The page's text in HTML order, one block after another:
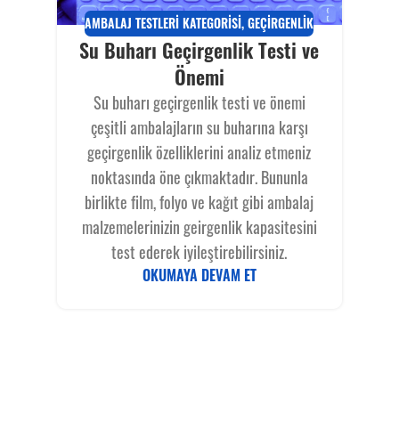
AMBALAJ TESTLERI KATEGORISI,GEÇIRGENLIK
Su Buharı Geçirgenlik Testi ve
Önemi
Su buharı geçirgenlik testi ve önemi
çeşitli ambalajların su buharına karşı
geçirgenlik özelliklerini analiz etmeniz
noktasında öne çıkmaktadır. Bununla
birlikte film, folyo ve kağıt gibi ambalaj
malzemelerinizin geirgenlik kapasitesini
test ederek iyileştirebilirsiniz.
OKUMAYA DEVAM ET